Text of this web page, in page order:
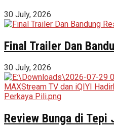
30 July, 2026
Final Trailer Dan
30 July, 2026
Review Bunga di Tepi